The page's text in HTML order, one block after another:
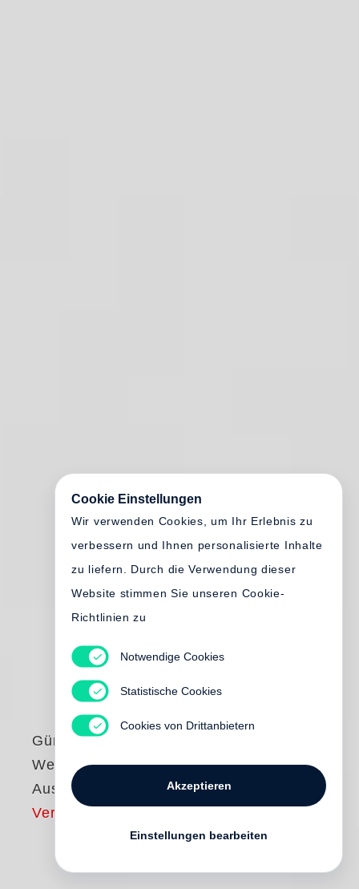
Günter Grass
Werke - Göttinger
Ausgabe
Vergriffen
Cookie Einstellungen
Wir verwenden Cookies, um Ihr Erlebnis zu
verbessern und Ihnen personalisierte Inhalte
zu liefern. Durch die Verwendung dieser
Website stimmen Sie unseren Cookie-
Richtlinien zu
Notwendige Cookies
Statistische Cookies
Cookies von Drittanbietern
Akzeptieren
Einstellungen bearbeiten